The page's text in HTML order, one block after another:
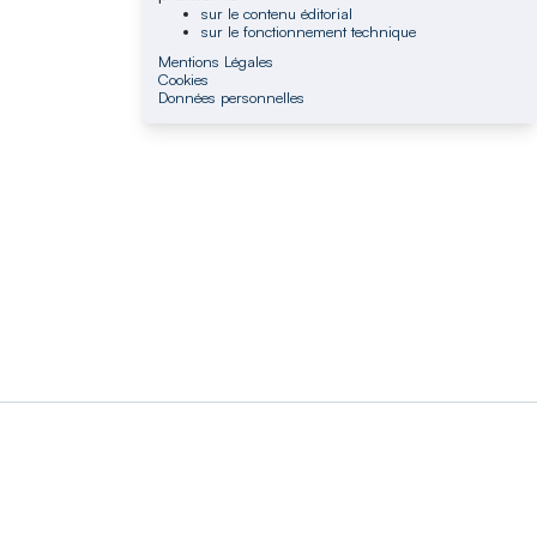
sur le contenu éditorial
sur le fonctionnement technique
Mentions Légales
Cookies
Données personnelles